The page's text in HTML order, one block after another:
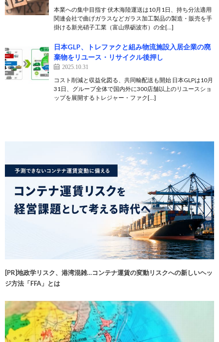
本業への集中目指す 伏木海陸運送は10月1日、持ち分法適用
関連会社で曲げガラスなどガラス加工製品の製造・販売を手
掛ける新光硝子工業（富山県砺波市）の全[…]
日本GLP、トレファクと組み物流施設入居企業の廃
棄物をリユース・リサイクル後押し
2025.10.31
コスト削減と収益化図る、共同輸配送も開始 日本GLPは10月
31日、グループ全体で国内外に300店舗以上のリユースショ
ップを展開するトレジャー・ファク[…]
[PR]地政学リスク、港湾混雑…コンテナ運賃の変動リスクへの新しいヘッ
ジ方法「FFA」とは